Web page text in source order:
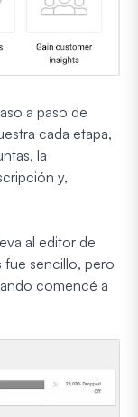
a paso de
cada etapa,
la
y,
al editor de
fue sencillo, pero
comencé a